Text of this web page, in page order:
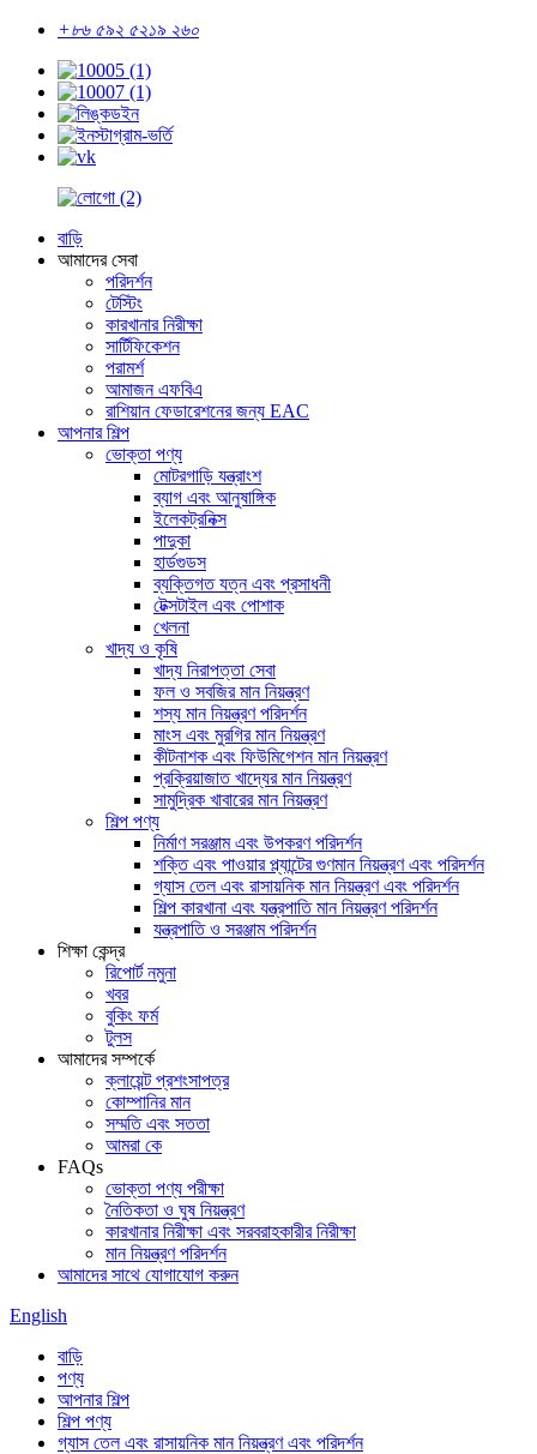
+৮৬ ৫৯২ ৫২১৯ ২৬০
বাড়ি
আমাদের সেবা
পরিদর্শন
টেস্টিং
কারখানার নিরীক্ষা
সার্টিফিকেশন
পরামর্শ
আমাজন এফবিএ
রাশিয়ান ফেডারেশনের জন্য EAC
আপনার শিল্প
ভোক্তা পণ্য
মোটরগাড়ি যন্ত্রাংশ
ব্যাগ এবং আনুষাঙ্গিক
ইলেকট্রনিক্স
পাদুকা
হার্ডগুডস
ব্যক্তিগত যত্ন এবং প্রসাধনী
টেক্সটাইল এবং পোশাক
খেলনা
খাদ্য ও কৃষি
খাদ্য নিরাপত্তা সেবা
ফল ও সবজির মান নিয়ন্ত্রণ
শস্য মান নিয়ন্ত্রণ পরিদর্শন
মাংস এবং মুরগির মান নিয়ন্ত্রণ
কীটনাশক এবং ফিউমিগেশন মান নিয়ন্ত্রণ
প্রক্রিয়াজাত খাদ্যের মান নিয়ন্ত্রণ
সামুদ্রিক খাবারের মান নিয়ন্ত্রণ
শিল্প পণ্য
নির্মাণ সরঞ্জাম এবং উপকরণ পরিদর্শন
শক্তি এবং পাওয়ার প্ল্যান্টের গুণমান নিয়ন্ত্রণ এবং পরিদর্শন
গ্যাস তেল এবং রাসায়নিক মান নিয়ন্ত্রণ এবং পরিদর্শন
শিল্প কারখানা এবং যন্ত্রপাতি মান নিয়ন্ত্রণ পরিদর্শন
যন্ত্রপাতি ও সরঞ্জাম পরিদর্শন
শিক্ষা কেন্দ্র
রিপোর্ট নমুনা
খবর
বুকিং ফর্ম
টুলস
আমাদের সম্পর্কে
ক্লায়েন্ট প্রশংসাপত্র
কোম্পানির মান
সম্মতি এবং সততা
আমরা কে
FAQs
ভোক্তা পণ্য পরীক্ষা
নৈতিকতা ও ঘুষ নিয়ন্ত্রণ
কারখানার নিরীক্ষা এবং সরবরাহকারীর নিরীক্ষা
মান নিয়ন্ত্রণ পরিদর্শন
আমাদের সাথে যোগাযোগ করুন
English
বাড়ি
পণ্য
আপনার শিল্প
শিল্প পণ্য
গ্যাস তেল এবং রাসায়নিক মান নিয়ন্ত্রণ এবং পরিদর্শন